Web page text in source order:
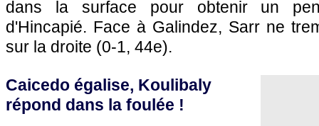
dans la surface pour obtenir un
d'Hincapié. Face à Galindez, Sarr ne
sur la droite (0-1, 44e).
Caicedo égalise, Koulibaly
répond dans la foulée !